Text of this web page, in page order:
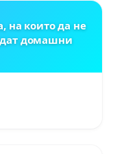
на които да не
домашни